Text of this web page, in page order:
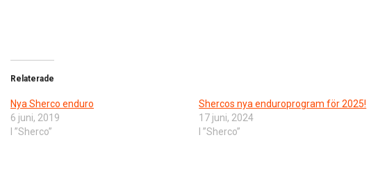
Relaterade
Nya Sherco enduro
6 juni, 2019
I ”Sherco”
Shercos nya enduroprogram för 2025!
17 juni, 2024
I ”Sherco”